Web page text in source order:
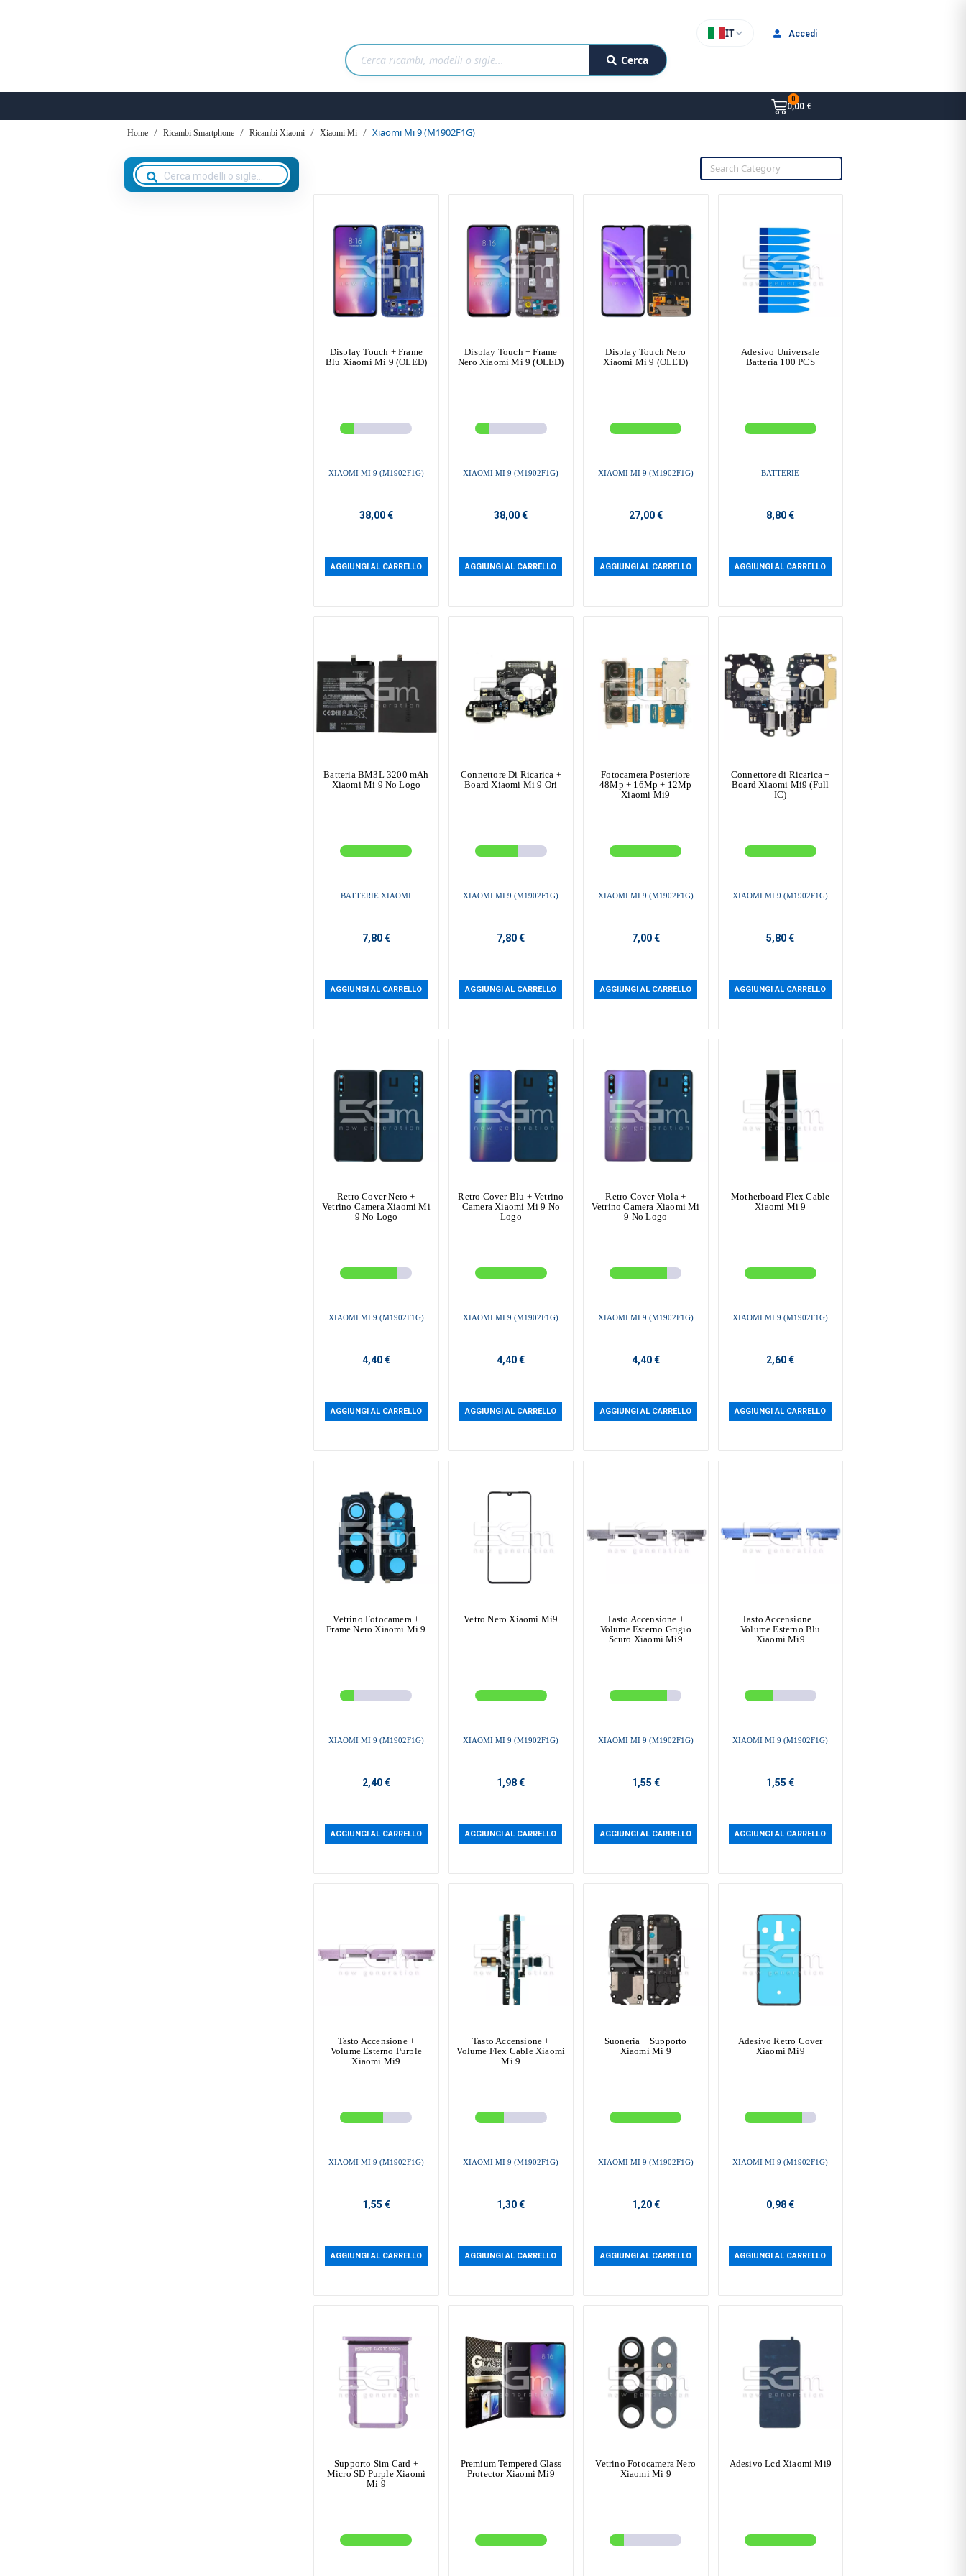
Cerca
IT Accedi
0,00 €
Home Ricambi Smartphone Ricambi Xiaomi Xiaomi Mi Xiaomi Mi 9 (M1902F1G)
Display Touch + Frame
Blu Xiaomi Mi 9 (OLED)
XIAOMI MI 9 (M1902F1G)
38,00 €
AGGIUNGI AL CARRELLO
Display Touch + Frame
Nero Xiaomi Mi 9 (OLED)
XIAOMI MI 9 (M1902F1G)
38,00 €
AGGIUNGI AL CARRELLO
Display Touch Nero
Xiaomi Mi 9 (OLED)
XIAOMI MI 9 (M1902F1G)
27,00 €
AGGIUNGI AL CARRELLO
Adesivo Universale
Batteria 100 PCS
BATTERIE
8,80 €
AGGIUNGI AL CARRELLO
Batteria BM3L 3200 mAh
Xiaomi Mi 9 No Logo
BATTERIE XIAOMI
7,80 €
AGGIUNGI AL CARRELLO
Connettore Di Ricarica +
Board Xiaomi Mi 9 Ori
XIAOMI MI 9 (M1902F1G)
7,80 €
AGGIUNGI AL CARRELLO
Fotocamera Posteriore
48Mp + 16Mp + 12Mp
Xiaomi Mi9
XIAOMI MI 9 (M1902F1G)
7,00 €
AGGIUNGI AL CARRELLO
Connettore di Ricarica +
Board Xiaomi Mi9 (Full
IC)
XIAOMI MI 9 (M1902F1G)
5,80 €
AGGIUNGI AL CARRELLO
Retro Cover Nero +
Vetrino Camera Xiaomi Mi
9 No Logo
XIAOMI MI 9 (M1902F1G)
4,40 €
AGGIUNGI AL CARRELLO
Retro Cover Blu + Vetrino
Camera Xiaomi Mi 9 No
Logo
XIAOMI MI 9 (M1902F1G)
4,40 €
AGGIUNGI AL CARRELLO
Retro Cover Viola +
Vetrino Camera Xiaomi Mi
9 No Logo
XIAOMI MI 9 (M1902F1G)
4,40 €
AGGIUNGI AL CARRELLO
Motherboard Flex Cable
Xiaomi Mi 9
XIAOMI MI 9 (M1902F1G)
2,60 €
AGGIUNGI AL CARRELLO
Vetrino Fotocamera +
Frame Nero Xiaomi Mi 9
XIAOMI MI 9 (M1902F1G)
2,40 €
AGGIUNGI AL CARRELLO
Vetro Nero Xiaomi Mi9
XIAOMI MI 9 (M1902F1G)
1,98 €
AGGIUNGI AL CARRELLO
Tasto Accensione +
Volume Esterno Grigio
Scuro Xiaomi Mi9
XIAOMI MI 9 (M1902F1G)
1,55 €
AGGIUNGI AL CARRELLO
Tasto Accensione +
Volume Esterno Blu
Xiaomi Mi9
XIAOMI MI 9 (M1902F1G)
1,55 €
AGGIUNGI AL CARRELLO
Tasto Accensione +
Volume Esterno Purple
Xiaomi Mi9
XIAOMI MI 9 (M1902F1G)
1,55 €
AGGIUNGI AL CARRELLO
Tasto Accensione +
Volume Flex Cable Xiaomi
Mi 9
XIAOMI MI 9 (M1902F1G)
1,30 €
AGGIUNGI AL CARRELLO
Suoneria + Supporto
Xiaomi Mi 9
XIAOMI MI 9 (M1902F1G)
1,20 €
AGGIUNGI AL CARRELLO
Adesivo Retro Cover
Xiaomi Mi9
XIAOMI MI 9 (M1902F1G)
0,98 €
AGGIUNGI AL CARRELLO
Supporto Sim Card +
Micro SD Purple Xiaomi
Mi 9
Premium Tempered Glass
Protector Xiaomi Mi9
Vetrino Fotocamera Nero
Xiaomi Mi 9
Adesivo Lcd Xiaomi Mi9